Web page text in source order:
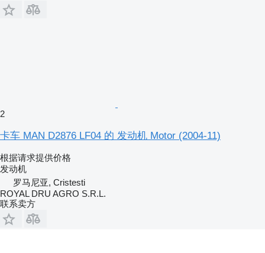
2
卡车 MAN D2876 LF04 的 发动机 Motor (2004-11)
根据请求提供价格
发动机
罗马尼亚, Cristesti
ROYAL DRU AGRO S.R.L.
联系卖方